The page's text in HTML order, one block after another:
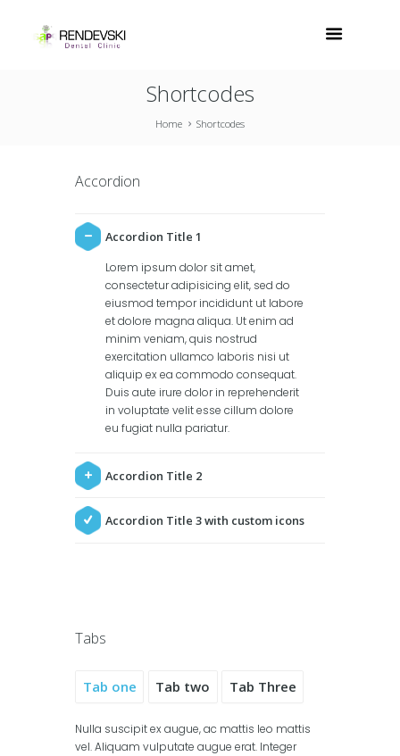
Shortcodes
Home Shortcodes
Accordion
Accordion Title 1
Lorem ipsum dolor sit amet,
consectetur adipisicing elit, sed do
eiusmod tempor incididunt ut labore
et dolore magna aliqua. Ut enim ad
minim veniam, quis nostrud
exercitation ullamco laboris nisi ut
aliquip ex ea commodo consequat.
Duis aute irure dolor in reprehenderit
in voluptate velit esse cillum dolore
eu fugiat nulla pariatur.
Accordion Title 2
Accordion Title 3 with custom icons
Tabs
Tab one Tab two Tab Three
Nulla suscipit ex augue, ac mattis leo mattis
vel. Aliquam vulputate augue erat. Integer